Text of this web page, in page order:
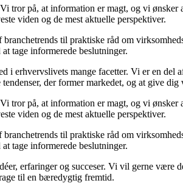
tror på, at information er magt, og vi
viden og de mest aktuelle perspektiver.
til praktiske råd om
tage informerede beslutninger.
erhvervslivets mange facetter. Vi er en
der former markedet, og at give
tror på, at information er magt, og vi
viden og de mest aktuelle perspektiver.
til praktiske råd om
tage informerede beslutninger.
erfaringer og succeser. Vi vil gerne
til en bæredygtig fremtid.